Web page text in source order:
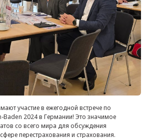
участие в ежегодной встрече по
Baden 2024 в Германии! Это значимое
со всего мира для обсуждения
перестрахования и страхования.